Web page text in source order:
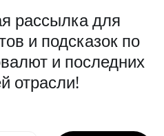
рассылка для
и подсказок по
и последних
отрасли!